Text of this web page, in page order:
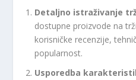
Detaljno istraživanje
dostupne proizvode na
korisničke recenzije,
popularnost.
Usporedba